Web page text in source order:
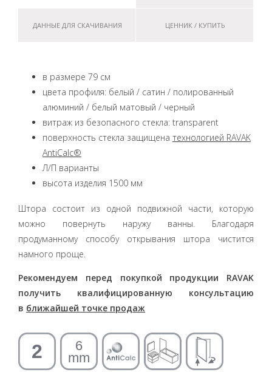
ДАННЫЕ ДЛЯ СКАЧИВАНИЯ ЦЕННИК / КУПИТЬ
в размере 79 см
цвета профиля: белый / сатин / полированный
алюминий / белый матовый / черный
витраж из безопасного стекла: transparent
поверхность стекла защищена технологией RAVAK
AntiCalc®
Л/П варианты
высота изделия 1500 мм
Штора состоит из одной подвижной части, которую
можно повернуть наружу ванны. Благодаря
продуманному способу открывания штора чистится
намного проще.
Рекомендуем перед покупкой продукции RAVAK
получить квалифицированную консультацию
в ближайшей точке продаж